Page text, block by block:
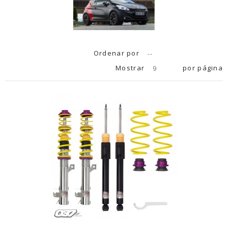
Ordenar por --
Mostrar 9 por página